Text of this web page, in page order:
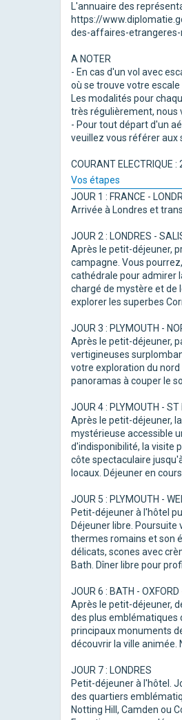
L'annuaire des
https://
des-affaires-
A NOTER
- En cas d'un vol avec
où se trouve votre
Les modalités pour
très régulièrement, nous
- Pour tout départ d'un
veuillez vous référer aux
COURANT ELECTRIQUE
Vos étapes
JOUR 1 : FRANCE -
Arrivée à Londres et
JOUR 2 : LONDRES -
Après le petit-déjeuner,
campagne. Vous
cathédrale pour admirer
chargé de mystère et de
explorer les superbes
JOUR 3 : PLYMOUTH -
Après le petit-déjeuner,
vertigineuses
votre exploration du
panoramas à couper le
JOUR 4 : PLYMOUTH -
Après le petit-déjeuner,
mystérieuse accessible
d'indisponibilité, la visite
côte spectaculaire
locaux. Déjeuner en
JOUR 5 : PLYMOUTH -
Petit-déjeuner à l'hôtel
Déjeuner libre. Poursuite
thermes romains et son
délicats, scones avec
Bath. Dîner libre pour
JOUR 6 : BATH - OXFORD
Après le petit-déjeuner,
des plus emblématiques
principaux monuments
découvrir la ville animée.
JOUR 7 : LONDRES
Petit-déjeuner à l'hôtel.
des quartiers
Notting Hill, Camden ou